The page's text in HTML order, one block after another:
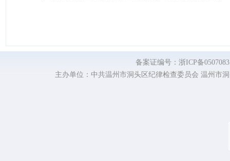
备案证编号：浙ICP备
主办单位：中共温州市洞头区纪律检查委员会 温州市